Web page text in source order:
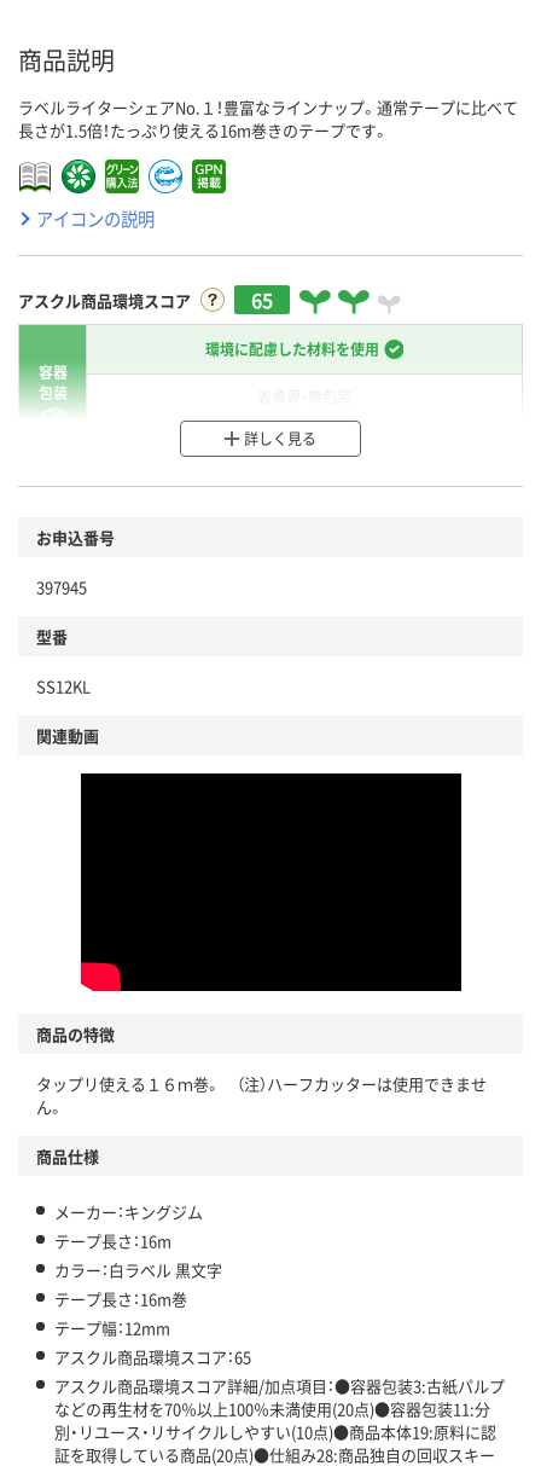
商品説明
ラベルライターシェアNo.１！豊富なラインナップ。通常テープに比べて
長さが1.5倍！たっぷり使える16m巻きのテープです。
アイコンの説明
アスクル商品環境スコア 65
容器
包装
環境に配慮した材料を使用
分別・リサイクルしやすい設計
商品
本体
仕組
詳しく見る
お申込番号
397945
型番
SS12KL
関連動画
商品の特徴
タップリ使える１６ｍ巻。 （注）ハーフカッターは使用できませ
ん。
商品仕様
メーカー：キングジム
テープ長さ：16m
カラー：白ラベル 黒文字
テープ長さ：16m巻
テープ幅：12mm
アスクル商品環境スコア：65
アスクル商品環境スコア詳細/加点項目：●容器包装3:古紙パルプ
などの再生材を70％以上100％未満使用(20点)●容器包装11:分
別・リユース・リサイクルしやすい(10点)●商品本体19:原料に認
証を取得している商品(20点)●仕組み28:商品独自の回収スキー